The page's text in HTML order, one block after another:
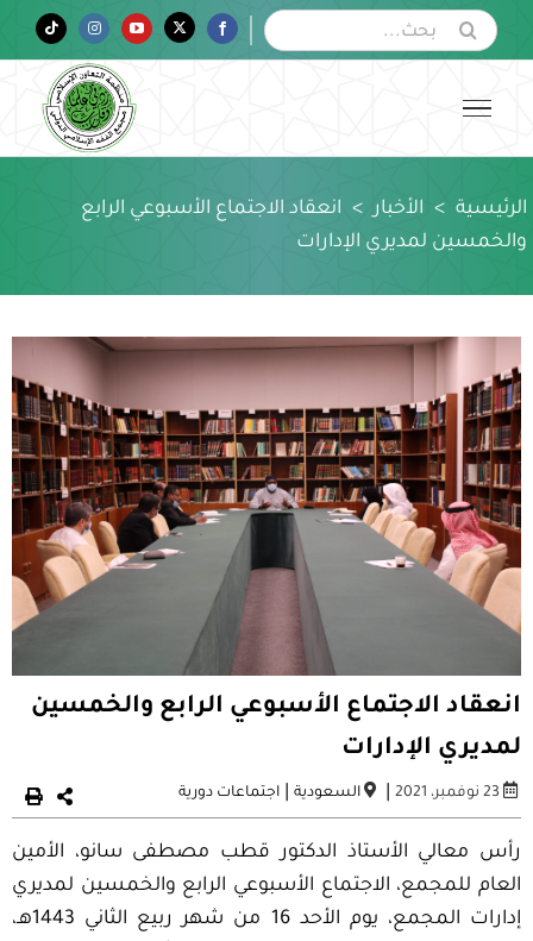
البحث
عن:
Facebook
Twitter
YouTube
Instagram
Tiktok
الرئيسية > الأخبار > انعقاد الاجتماع الأسبوعي الرابع
والخمسين لمديري الإدارات
انعقاد الاجتماع الأسبوعي الرابع والخمسين
لمديري الإدارات
23 نوفمبر، 2021 | السعودية| اجتماعات دورية
رأس معالي الأستاذ الدكتور قطب مصطفى سانو، الأمين
العام للمجمع، الاجتماع الأسبوعي الرابع والخمسين لمديري
إدارات المجمع، يوم الأحد 16 من شهر ربيع الثاني 1443هـ،